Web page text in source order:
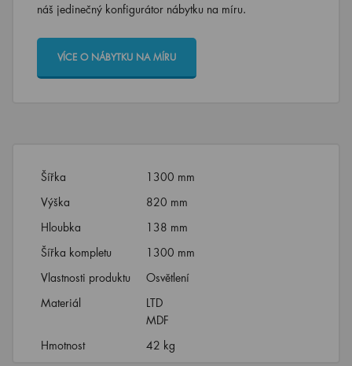
náš jedinečný konfigurátor nábytku na míru.
VÍCE O NÁBYTKU NA MÍRU
Šířka
1300 mm
Výška
820 mm
Hloubka
138 mm
Šířka kompletu
1300 mm
Vlastnosti produktu
Osvětlení
Materiál
LTD
MDF
Hmotnost
42 kg